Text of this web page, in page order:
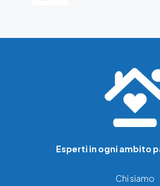
Esperti in ogni ambito
Chi siamo